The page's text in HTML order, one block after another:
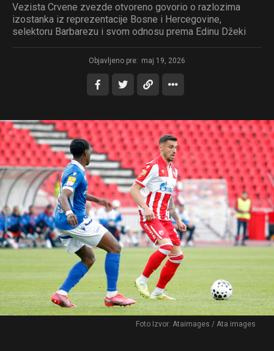
Vezista Crvene zvezde otvoreno govorio o razlozima
izostanka iz reprezentacije Bosne i Hercegovine,
selektoru Barbarezu i svom odnosu prema Edinu Džeki
Objavljeno pre: maj 19, 2026
Foto Izvor: Ataimages / Ata images